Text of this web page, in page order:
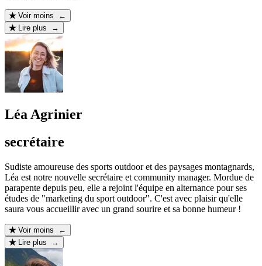
Voir moins ←
Lire plus →
Léa Agrinier
secrétaire
Sudiste amoureuse des sports outdoor et des paysages montagnards,
Léa est notre nouvelle secrétaire et community manager. Mordue de
parapente depuis peu, elle a rejoint l'équipe en alternance pour ses
études de "marketing du sport outdoor". C'est avec plaisir qu'elle
saura vous accueillir avec un grand sourire et sa bonne humeur !
Voir moins ←
Lire plus →